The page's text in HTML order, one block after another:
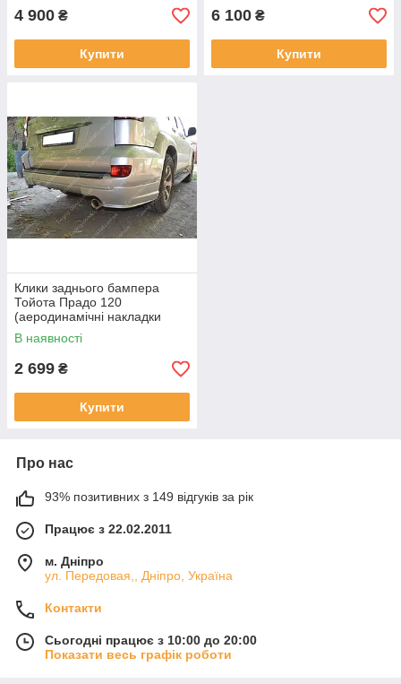
4 900 ₴
Купити
6 100 ₴
Купити
Клики заднього бампера
Тойота Прадо 120
(аеродинамічні накладки
Toyota Prado 120)
В наявності
2 699 ₴
Купити
Про нас
93% позитивних з 149 відгуків за рік
Працює з 22.02.2011
м. Дніпро
ул. Передовая,, Дніпро, Україна
Контакти
Сьогодні працює з 10:00 до 20:00
Показати весь графік роботи